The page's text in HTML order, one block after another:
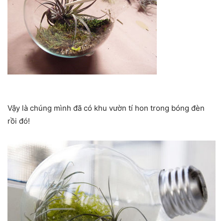
Vậy là chúng mình đã có khu vườn tí hon trong bóng đèn
rồi đó!